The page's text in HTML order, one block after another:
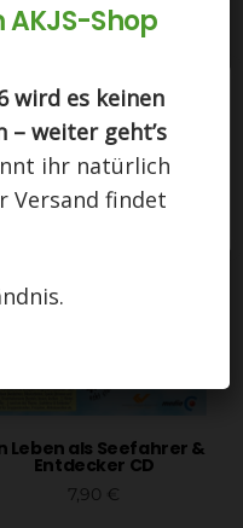
Spiele
Leben als Seefahrer &
Entdecker CD
7,90 €
Sie auf
Sie der Nutzung
Shop
wird es keinen
– weiter geht’s
ihr natürlich
Versand findet